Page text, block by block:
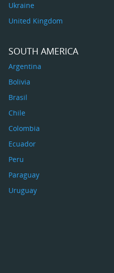
Ukraine
United Kingdom
SOUTH AMERICA
Argentina
Bolivia
Brasil
Chile
Colombia
Ecuador
Peru
Paraguay
Uruguay